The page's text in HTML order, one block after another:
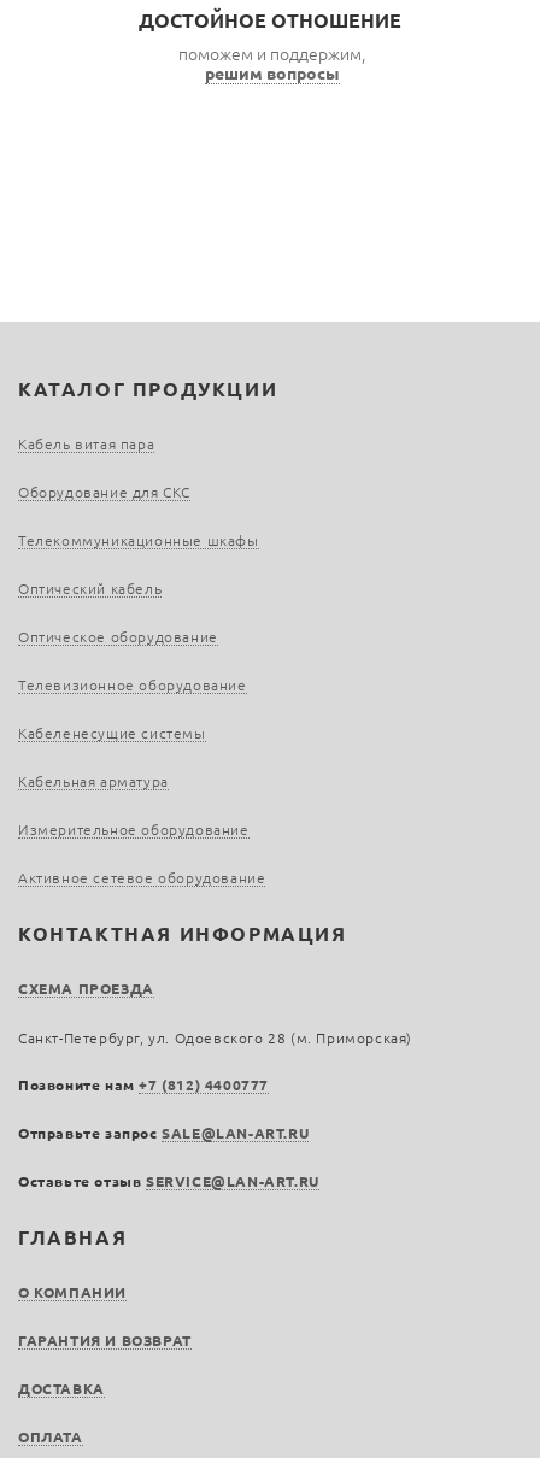
ДОСТОЙНОЕ ОТНОШЕНИЕ
поможем и поддержим,
решим вопросы
ГЛАВНАЯ
О КОМПАНИИ
ГАРАНТИЯ И ВОЗВРАТ
ДОСТАВКА
ОПЛАТА
КАТАЛОГ ПРОДУКЦИИ
Кабель витая пара
Оборудование для СКС
Телекоммуникационные шкафы
Оптический кабель
Оптическое оборудование
Телевизионное оборудование
Кабеленесущие системы
Кабельная арматура
Измерительное оборудование
Активное сетевое оборудование
КОНТАКТНАЯ ИНФОРМАЦИЯ
СХЕМА ПРОЕЗДА
Санкт-Петербург, ул. Одоевского 28 (м. Приморская)
Позвоните нам+7 (812) 4400777
Отправьте запросSALE@LAN-ART.RU
Оставьте отзыв SERVICE@LAN-ART.RU